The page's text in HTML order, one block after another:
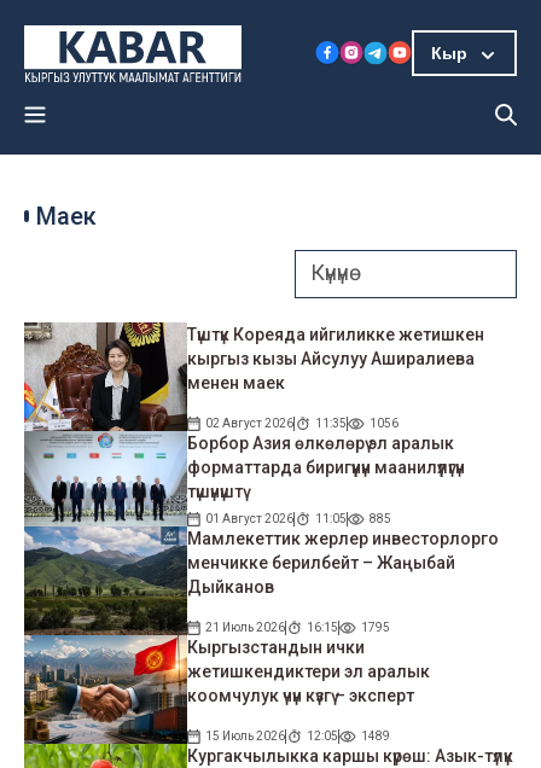
Кыр
Маек
Түштүк Кореяда ийгиликке жетишкен
кыргыз кызы Айсулуу Аширалиева
менен маек
02 Август 2026 11:35 1056
Борбор Азия өлкөлөрү эл аралык
форматтарда биригүүнүн маанилүүлүгүн
түшүнүштү
01 Август 2026 11:05 885
Мамлекеттик жерлер инвесторлорго
менчикке берилбейт – Жаңыбай
Дыйканов
21 Июль 2026 16:15 1795
Кыргызстандын ички
жетишкендиктери эл аралык
коомчулук үчүн күзгү – эксперт
15 Июль 2026 12:05 1489
Кургакчылыкка каршы күрөш: Азык-түлүк